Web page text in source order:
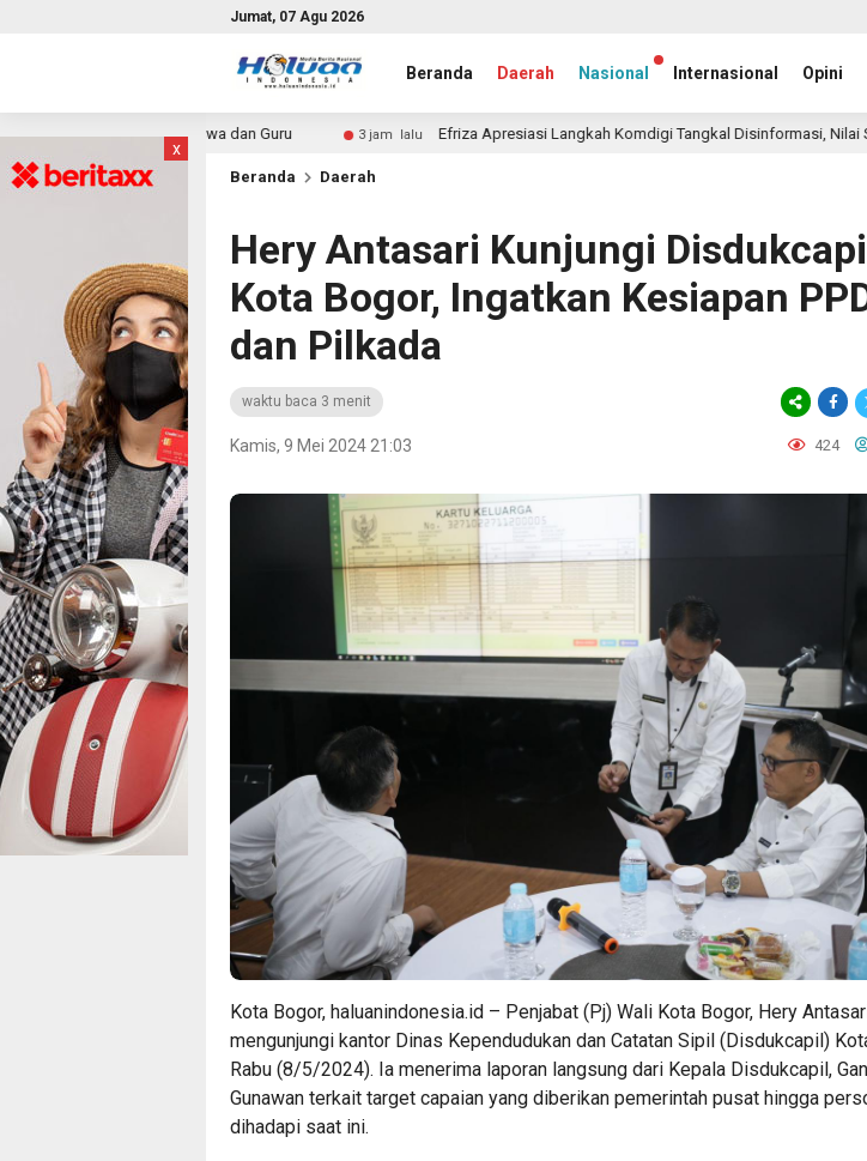
Jumat, 07 Agu 2026
Beranda Daerah Nasional Internasional Opini
x
bagi Siswa dan Guru 3 jam lalu Efriza Apresiasi Langkah Komdigi Tangkal Disinformasi, Nilai Strategi
Beranda Daerah
Hery Antasari Kunjungi
Kota Bogor, Ingatkan Kesiapan
dan Pilkada
waktu baca 3 menit
Kamis, 9 Mei 2024 21:03 424
Kota Bogor, haluanindonesia.id – Penjabat (Pj) Wali Kota Bogor, Hery
mengunjungi kantor Dinas Kependudukan dan Catatan Sipil (Disdukcapil)
Rabu (8/5/2024). Ia menerima laporan langsung dari Kepala Disdukcapil,
Gunawan terkait target capaian yang diberikan pemerintah pusat hingga
dihadapi saat ini.